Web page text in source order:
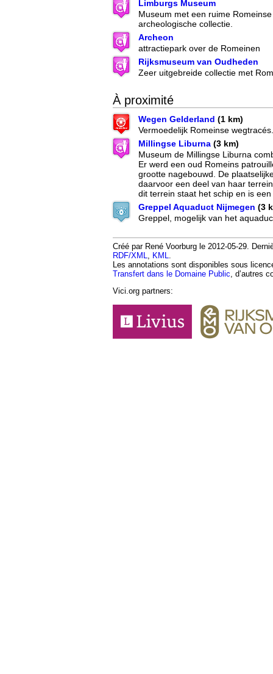
Limburgs Museum
Museum met een ruime
archeologische collectie.
Archeon
attractiepark over de Romeinen
Rijksmuseum van Oudheden
Zeer uitgebreide collectie met
À proximité
Wegen Gelderland (1 km)
Vermoedelijk Romeinse wegtracés.
Millingse Liburna (3 km)
Museum de Millingse Liburna
Er werd een oud Romeins
grootte nagebouwd. De
daarvoor een deel van haar
dit terrein staat het schip en is
Greppel Aquaduct Nijmegen (3
Greppel, mogelijk van het
Créé par René Voorburg le 2012-05-29.
RDF/XML
KML
Les annotations sont disponibles sous
Transfert dans le Domaine Public , d’autres
Vici.org partners: